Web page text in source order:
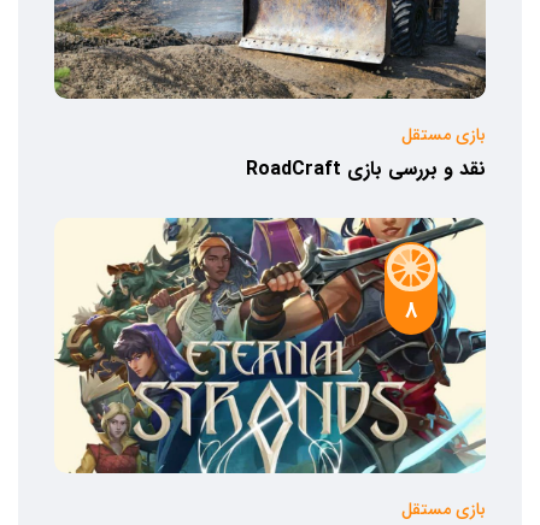
بازی مستقل
نقد و بررسی بازی RoadCraft
8
بازی مستقل